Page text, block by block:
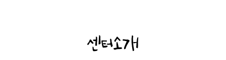
센터소개